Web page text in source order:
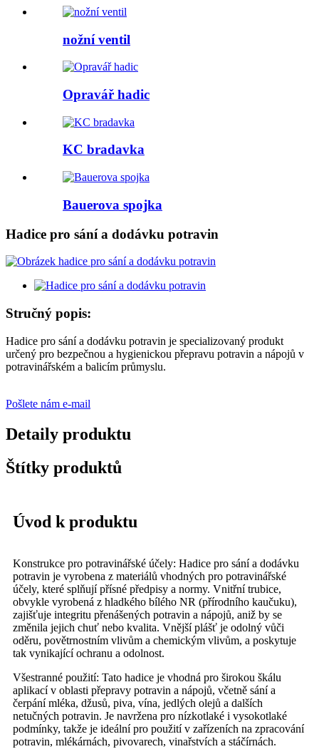
nožní ventil
Opravář hadic
KC bradavka
Bauerova spojka
Hadice pro sání a dodávku potravin
Stručný popis:
Hadice pro sání a dodávku potravin je specializovaný produkt
určený pro bezpečnou a hygienickou přepravu potravin a nápojů v
potravinářském a balicím průmyslu.
Pošlete nám e-mail
Detaily produktu
Štítky produktů
Úvod k produktu
Konstrukce pro potravinářské účely: Hadice pro sání a dodávku
potravin je vyrobena z materiálů vhodných pro potravinářské
účely, které splňují přísné předpisy a normy. Vnitřní trubice,
obvykle vyrobená z hladkého bílého NR (přírodního kaučuku),
zajišťuje integritu přenášených potravin a nápojů, aniž by se
změnila jejich chuť nebo kvalita. Vnější plášť je odolný vůči
oděru, povětrnostním vlivům a chemickým vlivům, a poskytuje
tak vynikající ochranu a odolnost.
Všestranné použití: Tato hadice je vhodná pro širokou škálu
aplikací v oblasti přepravy potravin a nápojů, včetně sání a
čerpání mléka, džusů, piva, vína, jedlých olejů a dalších
netučných potravin. Je navržena pro nízkotlaké i vysokotlaké
podmínky, takže je ideální pro použití v zařízeních na zpracování
potravin, mlékárnách, pivovarech, vinařstvích a stáčírnách.